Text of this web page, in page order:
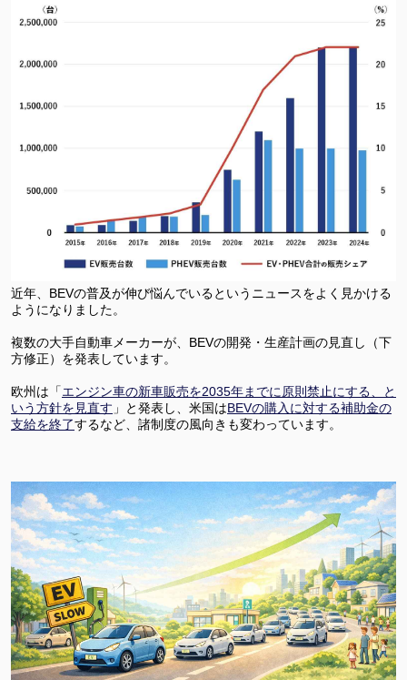
近年、BEVの普及が伸び悩んでいるというニュースをよく見かける
ようになりました。
複数の大手自動車メーカーが、BEVの開発・生産計画の見直し（下
方修正）を発表しています。
欧州は「エンジン車の新車販売を2035年までに原則禁止にする、と
いう方針を見直す 」と発表し、米国はBEVの購入に対する補助金の
支給を終了するなど、諸制度の風向きも変わっています。